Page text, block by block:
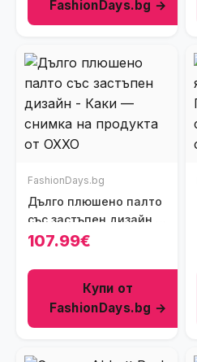
FashionDays.bg →
FashionDays.bg
Дълго плюшено палто
със застъпен дизайн -
Каки
107.99€
Купи от
FashionDays.bg →